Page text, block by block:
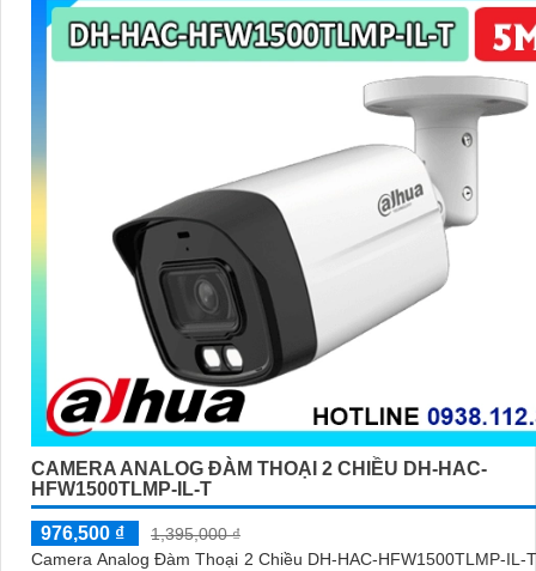
nhiễu 3D. - Giá phải chăng với chất lượngchắc chắn hơn.
Nhớ kiểm tra và lựa chọn sản phẩm phù hợp với nhu cầu sử dụng
gian lắp đặt của bạn. Bạn có thể tham khảo thêm thông tin chi tiết
hàng tại các cửa hàng điện tử uy tín hoặc cửa hàng thiết bị an ninh
nghiệp. Chúc bạn tìm được giải pháp an ninh phù hợp!
CAMERA ANALOG ĐÀM THOẠI 2 CHIỀU DH-HAC-
HFW1500TLMP-IL-T
976,500 ₫
1,395,000 ₫
Camera Analog Đàm Thoại 2 Chiều DH-HAC-HFW1500TLMP-IL-